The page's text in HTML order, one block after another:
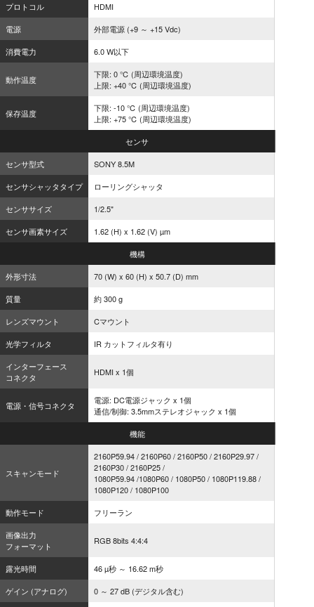
プロトコル
HDMI
電源
外部電源 (+9 ～ +15 Vdc)
消費電力
6.0 W以下
動作温度
下限: 0 ℃ (周辺環境温度)
上限: +40 ℃ (周辺環境温度)
保存温度
下限: -10 ℃ (周辺環境温度)
上限: +75 ℃ (周辺環境温度)
センサ
センサ型式
SONY 8.5M
センサシャッタタイプ
ローリングシャッタ
センササイズ
1/2.5"
センサ画素サイズ
1.62 (H) x 1.62 (V) µm
機構
外形寸法
70 (W) x 60 (H) x 50.7 (D) mm
質量
約 300 g
レンズマウント
Cマウント
光学フィルタ
IR カットフィルタ有り
インターフェース
コネクタ
HDMI x 1個
電源・信号コネクタ
電源: DC電源ジャック x 1個
通信/制御: 3.5mmステレオジャック x 1個
機能
スキャンモード
2160P59.94 / 2160P60 / 2160P50 / 2160P29.97 /
2160P30 / 2160P25 /
1080P59.94 /1080P60 / 1080P50 / 1080P119.88 /
1080P120 / 1080P100
動作モード
フリーラン
画像出力
フォーマット
RGB 8bits 4:4:4
露光時間
46 µ秒 ～ 16.62 m秒
ゲイン (アナログ)
0 ～ 27 dB (デジタル含む)